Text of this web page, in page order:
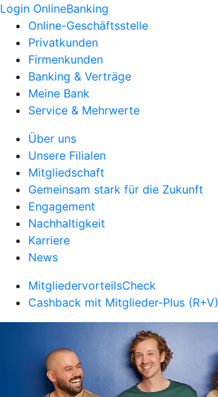
Login OnlineBanking
Online-Geschäftsstelle
Privatkunden
Firmenkunden
Banking & Verträge
Meine Bank
Service & Mehrwerte
Über uns
Unsere Filialen
Mitgliedschaft
Gemeinsam stark für die Zukunft
Engagement
Nachhaltigkeit
Karriere
News
MitgliedervorteilsCheck
Cashback mit Mitglieder-Plus (R+V)